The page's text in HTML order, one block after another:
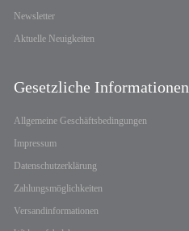
Newsletter
Aktuelle Neuigkeiten
Gesetzliche Informationen
Allgemeine Geschäftsbedingungen
Impressum
Datenschutzerklärung
Zahlungsmöglichkeiten
Versandinformationen